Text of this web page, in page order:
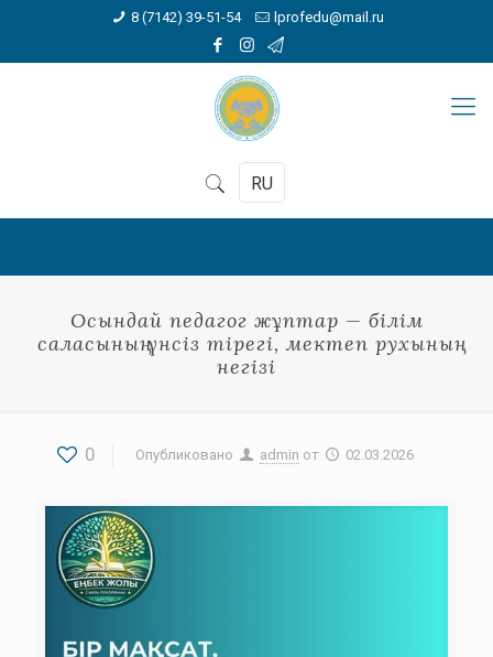
8 (7142) 39-51-54 lprofedu@mail.ru
RU
Осындай педагог жұптар — білім
саласының үнсіз тірегі, мектеп рухының
негізі
0 Опубликовано admin от 02.03.2026